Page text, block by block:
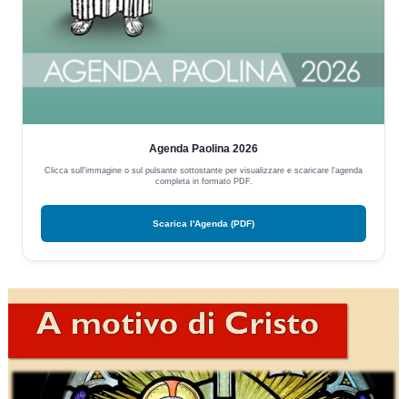
Agenda Paolina 2026
Clicca sull'immagine o sul pulsante sottostante per visualizzare e scaricare l'agenda
completa in formato PDF.
Scarica l'Agenda (PDF)
Player